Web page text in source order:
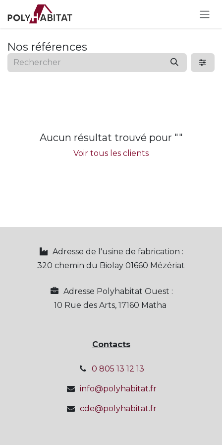
Se rendre au contenu
Nos références
Aucun résultat trouvé pour ""
Voir tous les clients
Adresse de l'usine de fabrication :
320 chemin du Biolay 01660 Mézériat
Adresse Polyhabitat Ouest :
10 Rue des Arts, 17160 Matha
Contacts
0 805 13 12 13
info@polyhabitat.fr
cde@polyhabitat.fr